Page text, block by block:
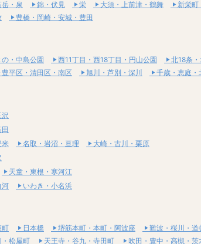
岳・泉 錦・伏見 栄 大須・上前津・鶴舞 新栄町
豊橋・岡崎・安城・豊田
・中島公園 西11丁目・西18丁目・円山公園 北18条
豊平区・清田区・南区 旭川・芦別・深川 千歳・恵庭・
沢
米 名取・岩沼・亘理
大崎・古川・栗原
天童・東根・寒河江
河 いわき・小名浜
町 日本橋 堺筋本町・本町・阿波座 難波・桜川・道
・松屋町 天王寺・谷九・寺田町 吹田・豊中・高槻・茨